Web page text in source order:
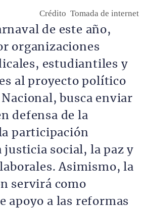
Crédito Tomada de internet
de este año,
organizaciones
estudiantiles y
al proyecto político
busca enviar
defensa de la
participación
justicia social, la paz y
Asimismo, la
servirá como
apoyo a las reformas